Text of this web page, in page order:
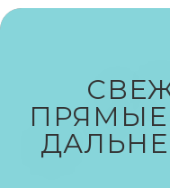
ПРЯМЫЕ